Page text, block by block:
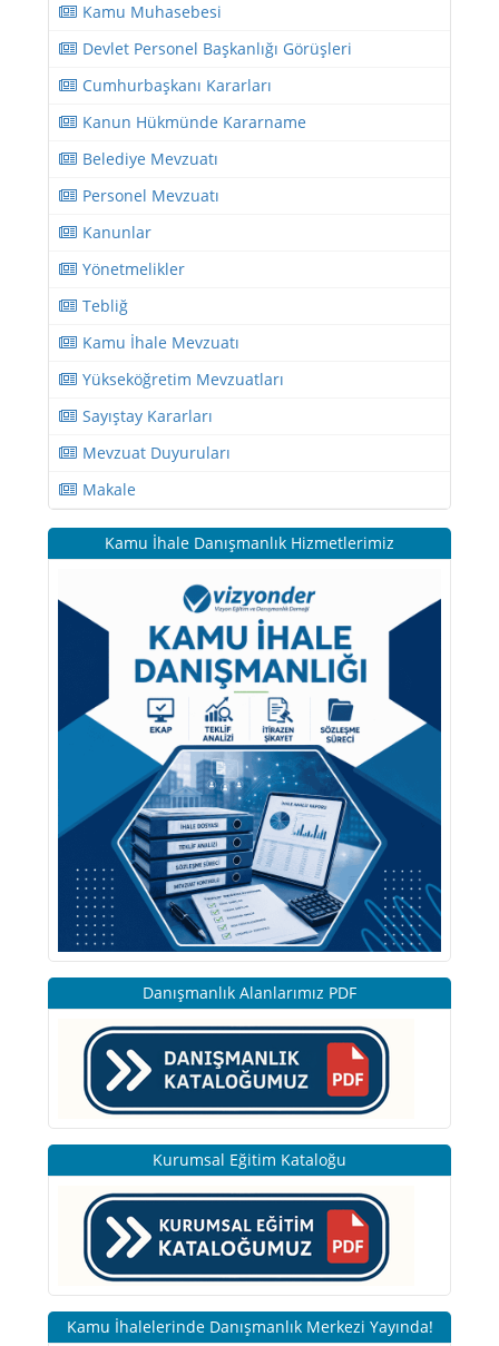
Kamu Muhasebesi
Devlet Personel Başkanlığı Görüşleri
Cumhurbaşkanı Kararları
Kanun Hükmünde Kararname
Belediye Mevzuatı
Personel Mevzuatı
Kanunlar
Yönetmelikler
Tebliğ
Kamu İhale Mevzuatı
Yükseköğretim Mevzuatları
Sayıştay Kararları
Mevzuat Duyuruları
Makale
Kamu İhale Danışmanlık Hizmetlerimiz
Danışmanlık Alanlarımız PDF
Kurumsal Eğitim Kataloğu
Kamu İhalelerinde Danışmanlık Merkezi Yayında!